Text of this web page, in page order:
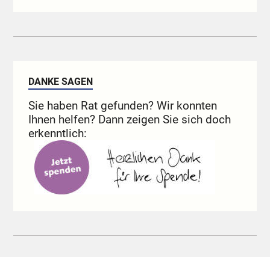
DANKE SAGEN
Sie haben Rat gefunden? Wir konnten
Ihnen helfen? Dann zeigen Sie sich doch
erkenntlich: